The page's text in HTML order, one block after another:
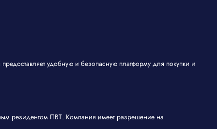
удобную и безопасную платформу для покупки и
резидентом ПВТ. Компания имеет разрешение на